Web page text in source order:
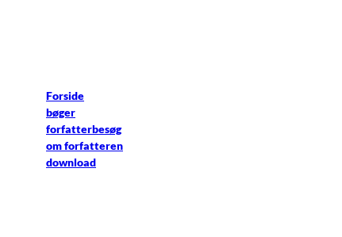
Forside
bøger
forfatterbesøg
om forfatteren
download